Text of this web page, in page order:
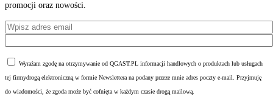
promocji oraz nowości.
Wyrażam zgodę na otrzymywanie od QGAST.PL informacji handlowych o produktach lub usługach
tej firmydrogą elektroniczną w formie Newslettera na podany przeze mnie adres poczty e-mail. Przyjmuję
do wiadomości, że zgoda może być cofnięta w każdym czasie drogą mailową.